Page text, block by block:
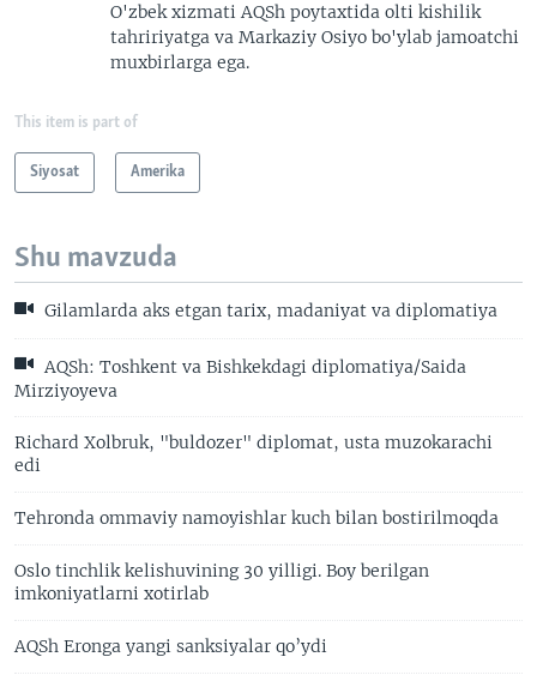
O'zbek xizmati AQSh poytaxtida olti kishilik
tahririyatga va Markaziy Osiyo bo'ylab jamoatchi
muxbirlarga ega.
This item is part of
Siyosat Amerika
Shu mavzuda
Gilamlarda aks etgan tarix, madaniyat va diplomatiya
AQSh: Toshkent va Bishkekdagi diplomatiya/Saida
Mirziyoyeva
Richard Xolbruk, "buldozer" diplomat, usta muzokarachi
edi
Tehronda ommaviy namoyishlar kuch bilan bostirilmoqda
Oslo tinchlik kelishuvining 30 yilligi. Boy berilgan
imkoniyatlarni xotirlab
AQSh Eronga yangi sanksiyalar qo’ydi